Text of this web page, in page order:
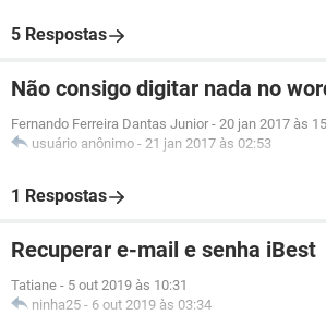
5 Respostas
Não consigo digitar nada no
Fernando Ferreira Dantas Junior - 20 jan 2017 às
usuário anônimo - 21 jan 2017 às 02:53
1 Respostas
Recuperar e-mail e senha iBest
Tatiane - 5 out 2019 às 10:31
ninha25 - 6 out 2019 às 03:34